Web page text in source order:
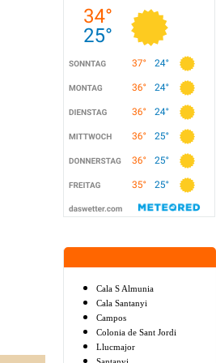
Cala S Almunia
Cala Santanyi
Campos
Colonia de Sant Jordi
Llucmajor